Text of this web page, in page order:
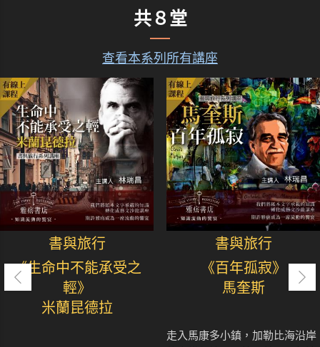
共８堂
查看本系列所有講座
書與旅行
《生命中不能承受之
輕》
米蘭昆德拉
書與旅行
《百年孤寂》
馬奎斯
走入馬康多小鎮，加勒比海沿岸